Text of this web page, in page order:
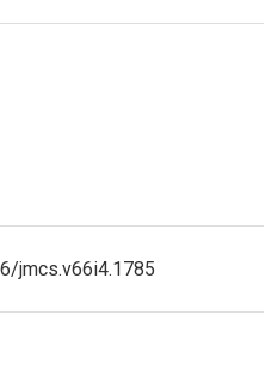
jmcs.v66i4.1785